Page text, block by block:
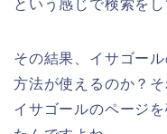
という感じで検索をし
その結果、イサゴー
方法が使えるのか？
イサゴールのページ